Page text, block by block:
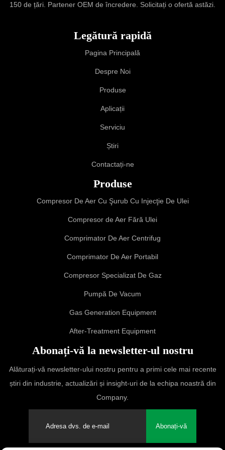
150 de țări. Partener OEM de încredere. Solicitați o ofertă astăzi.
Legătură rapidă
Pagina Principală
Despre Noi
Produse
Aplicații
Serviciu
Știri
Contactați-ne
Produse
Compresor De Aer Cu Şurub Cu Injecţie De Ulei
Compresor de Aer Fără Ulei
Comprimator De Aer Centrifug
Comprimator De Aer Portabil
Compresor Specializat De Gaz
Pumpă De Vacum
Gas Generation Equipment
After-Treatment Equipment
Abonați-vă la newsletter-ul nostru
Alăturați-vă newsletter-ului nostru pentru a primi cele mai recente
știri din industrie, actualizări și insight-uri de la echipa noastră din
Company.
Abonați-vă